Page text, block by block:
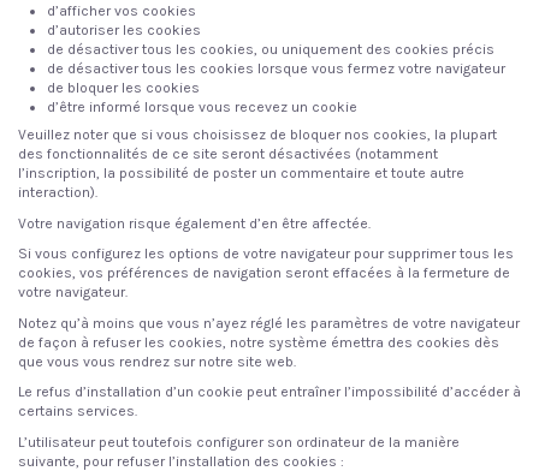
d’afficher vos cookies
d’autoriser les cookies
de désactiver tous les cookies, ou uniquement des cookies précis
de désactiver tous les cookies lorsque vous fermez votre navigateur
de bloquer les cookies
d’être informé lorsque vous recevez un cookie
Veuillez noter que si vous choisissez de bloquer nos cookies, la plupart
des fonctionnalités de ce site seront désactivées (notamment
l’inscription, la possibilité de poster un commentaire et toute autre
interaction).
Votre navigation risque également d’en être affectée.
Si vous configurez les options de votre navigateur pour supprimer tous les
cookies, vos préférences de navigation seront effacées à la fermeture de
votre navigateur.
Notez qu’à moins que vous n’ayez réglé les paramètres de votre navigateur
de façon à refuser les cookies, notre système émettra des cookies dès
que vous vous rendrez sur notre site web.
Le refus d’installation d’un cookie peut entraîner l’impossibilité d’accéder à
certains services.
L’utilisateur peut toutefois configurer son ordinateur de la manière
suivante, pour refuser l’installation des cookies :